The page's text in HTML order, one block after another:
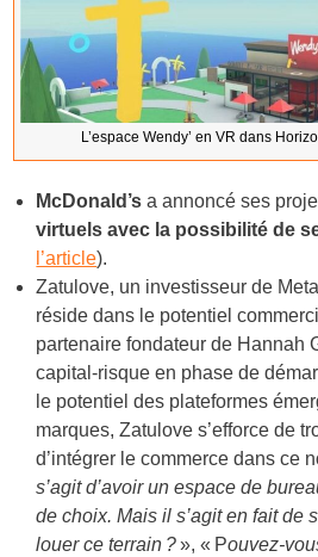
L’espace Wendy’ en VR dans
McDonald’s a annoncé ses
virtuels avec la possibilité de
l’article).
Zatulove, un investisseur de
réside dans le potentiel
partenaire fondateur de Hannah
capital-risque en phase de
le potentiel des plateformes
marques, Zatulove s’efforce de
d’intégrer le commerce dans ce
s’agit d’avoir un espace de
de choix. Mais il s’agit en fait de
louer ce terrain ?», « Pouvez-